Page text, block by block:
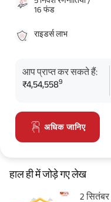
16 फंड
राइडर्स लाभ
आप प्राप्त कर सकते हैं:
₹4,54,5589
अधिक जानिए
हाल ही में जोड़े गए लेख
2 सितंबर